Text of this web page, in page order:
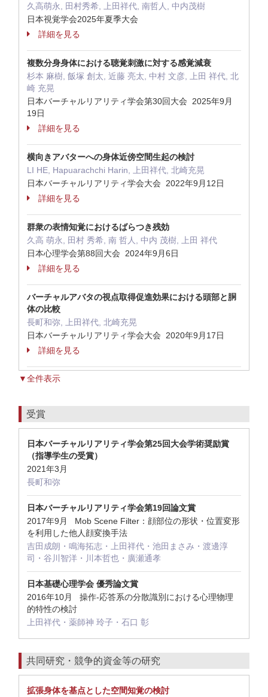
久高萌永, 田村秀希, 上田祥代, 南哲人, 中内茂樹
日本視覚学会2025年夏季大会
詳細を見る
複数分身身体における聴覚刺激に対する感覚減衰
杉本 麻樹, 飯塚 創太, 近藤 亮太, 中村 文彦, 上田 祥代, 北
崎 充晃
日本バーチャルリアリティ学会第30回大会 2025年9月
19日
詳細を見る
横向きアバターへの身体近傍空間生起の検討
LI HE, Hapuarachchi Harin, 上田祥代, 北崎充晃
日本バーチャルリアリティ学会大会 2022年9月12日
詳細を見る
群衆の表情知覚におけるばらつき残効
久高 萌永, 田村 秀希, 南 哲人, 中内 茂樹, 上田 祥代
日本心理学会第88回大会 2024年9月6日
詳細を見る
バーチャルアバタの視点取得促進効果における頭部と胴
体の比較
長町和弥, 上田祥代, 北崎充晃
日本バーチャルリアリティ学会大会 2020年9月17日
詳細を見る
▼全件表示
受賞
日本バーチャルリアリティ学会第25回大会学術奨励賞
（指導学生の受賞）
2021年3月
長町和弥
日本バーチャルリアリティ学会第19回論文賞
2017年9月 Mob Scene Filter：顔部位の形状・位置変形
を利用した他人顔変換手法
吉田成朗・鳴海拓志・上田祥代・池田まさみ・渡邊淳
司・谷川智洋・川本哲也・廣瀬通孝
日本基礎心理学会 優秀論文賞
2016年10月 操作-応答系の分散識別における心理物理
的特性の検討
上田祥代・薬師神 玲子・石口 彰
共同研究・競争的資金等の研究
拡張身体を基点とした空間知覚の検討